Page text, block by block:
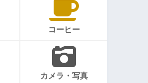
コーヒー
カメラ・写真